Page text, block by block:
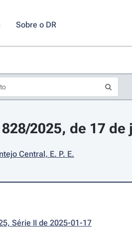
Sobre o DR
2025, de 17 de
Central, E. P. E.
Série II de 2025-01-17